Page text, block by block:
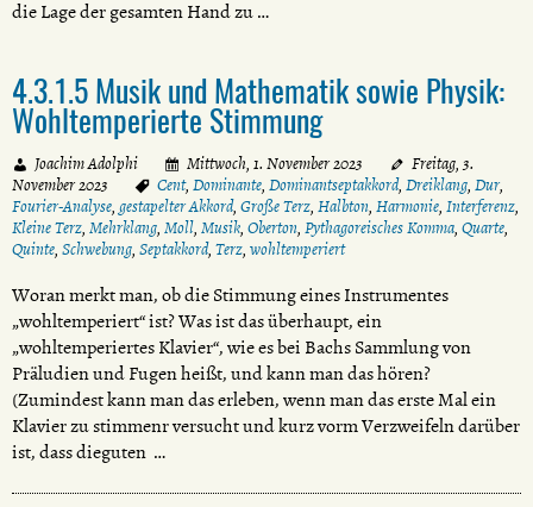
die Lage der gesamten Hand zu …
4.3.1.5 Musik und Mathematik sowie Physik:
Wohltemperierte Stimmung
Joachim Adolphi Mittwoch, 1. November 2023
Freitag, 3.
November 2023
Cent, Dominante, Dominantseptakkord, Dreiklang, Dur,
Fourier-Analyse, gestapelter Akkord, Große Terz, Halbton, Harmonie, Interferenz,
Kleine Terz, Mehrklang, Moll, Musik, Oberton, Pythagoreisches Komma, Quarte,
Quinte, Schwebung, Septakkord, Terz, wohltemperiert
Woran merkt man, ob die Stimmung eines Instrumentes
„wohltemperiert“ ist? Was ist das überhaupt, ein
„wohltemperiertes Klavier“, wie es bei Bachs Sammlung von
Präludien und Fugen heißt, und kann man das hören?
(Zumindest kann man das erleben, wenn man das erste Mal ein
Klavier zu stimmenr versucht und kurz vorm Verzweifeln darüber
ist, dass dieguten …